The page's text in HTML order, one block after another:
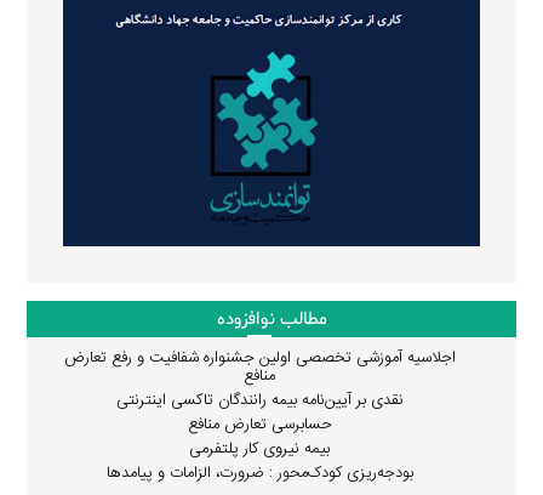
مطالب نوافزوده
اجلاسیه آموزشی تخصصی اولین جشنواره شفافیت و رفع تعارض
منافع
نقدی بر آیین‌نامه بیمه رانندگان تاکسی اینترنتی
حسابرسی تعارض منافع
بیمه نیروی کار پلتفرمی
بودجه‌ریزی کودک‌محور : ضرورت، الزامات و پیامدها